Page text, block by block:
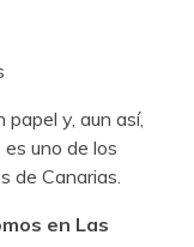
y, aun así,
uno de los
de Canarias.
en Las